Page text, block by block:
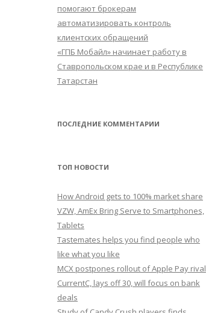
помогают брокерам
автоматизировать контроль
клиентских обращений
«ГПБ Мобайл» начинает работу в
Ставропольском крае и в Республике
Татарстан
ПОСЛЕДНИЕ КОММЕНТАРИИ
ТОП НОВОСТИ
How Android gets to 100% market share
VZW, AmEx Bring Serve to Smartphones,
Tablets
Tastemates helps you find people who
like what you like
MCX postpones rollout of Apple Pay rival
CurrentC, lays off 30, will focus on bank
deals